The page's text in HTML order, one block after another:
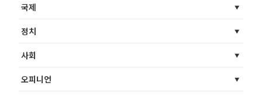
국제
정치
사회
오피니언